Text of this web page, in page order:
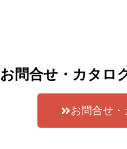
お問合せ・カタロ
お問合せ